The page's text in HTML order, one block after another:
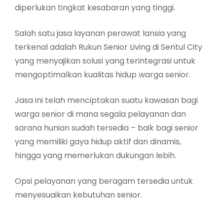
diperlukan tingkat kesabaran yang tinggi.
Salah satu jasa layanan perawat lansia yang
terkenal adalah Rukun Senior Living di Sentul City
yang menyajikan solusi yang terintegrasi untuk
mengoptimalkan kualitas hidup warga senior.
Jasa ini telah menciptakan suatu kawasan bagi
warga senior di mana segala pelayanan dan
sarana hunian sudah tersedia – baik bagi senior
yang memiliki gaya hidup aktif dan dinamis,
hingga yang memerlukan dukungan lebih.
Opsi pelayanan yang beragam tersedia untuk
menyesuaikan kebutuhan senior.